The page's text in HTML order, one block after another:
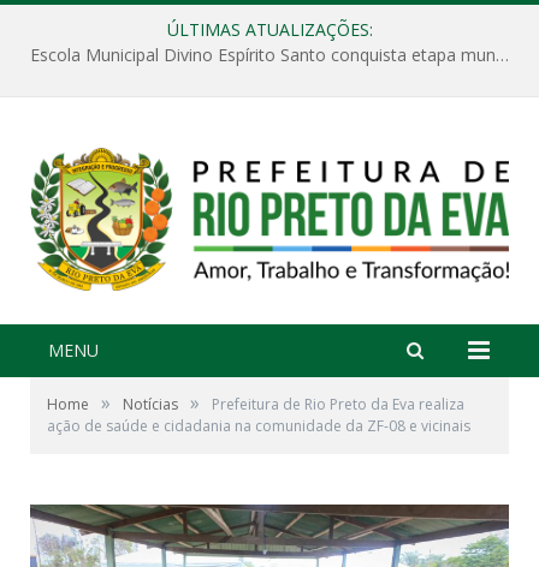
ÚLTIMAS ATUALIZAÇÕES:
Escola Municipal Divino Espírito Santo conquista etapa municipal da V Feira Amazonense de Matemática
MENU
Home » Notícias »
Prefeitura de Rio Preto da Eva realiza
ação de saúde e cidadania na comunidade da ZF-08 e vicinais